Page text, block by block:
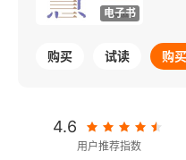
电子书
购买 试读 购
4.6
用户推荐指数